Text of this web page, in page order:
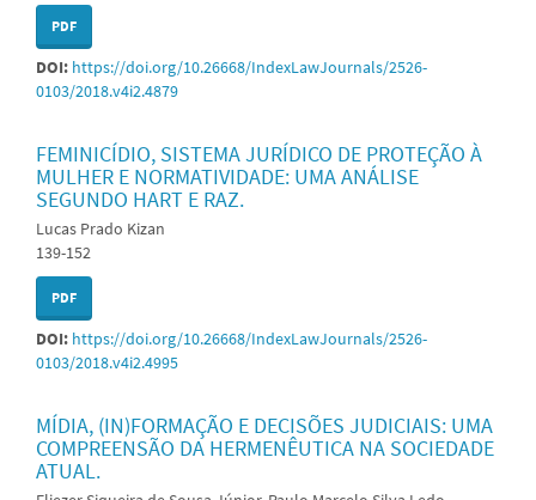
PDF
DOI: https://doi.org/10.26668/IndexLawJournals/2526-
0103/2018.v4i2.4879
FEMINICÍDIO, SISTEMA JURÍDICO DE PROTEÇÃO À
MULHER E NORMATIVIDADE: UMA ANÁLISE
SEGUNDO HART E RAZ.
Lucas Prado Kizan
139-152
PDF
DOI: https://doi.org/10.26668/IndexLawJournals/2526-
0103/2018.v4i2.4995
MÍDIA, (IN)FORMAÇÃO E DECISÕES JUDICIAIS: UMA
COMPREENSÃO DA HERMENÊUTICA NA SOCIEDADE
ATUAL.